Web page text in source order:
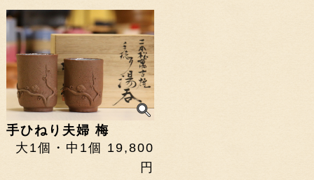
手ひねり夫婦 梅
大1個・中1個 19,800
円